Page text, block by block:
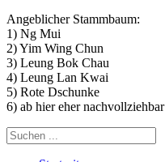
Angeblicher Stammbaum:
1) Ng Mui
2) Yim Wing Chun
3) Leung Bok Chau
4) Leung Lan Kwai
5) Rote Dschunke
6) ab hier eher nachvollziehbar